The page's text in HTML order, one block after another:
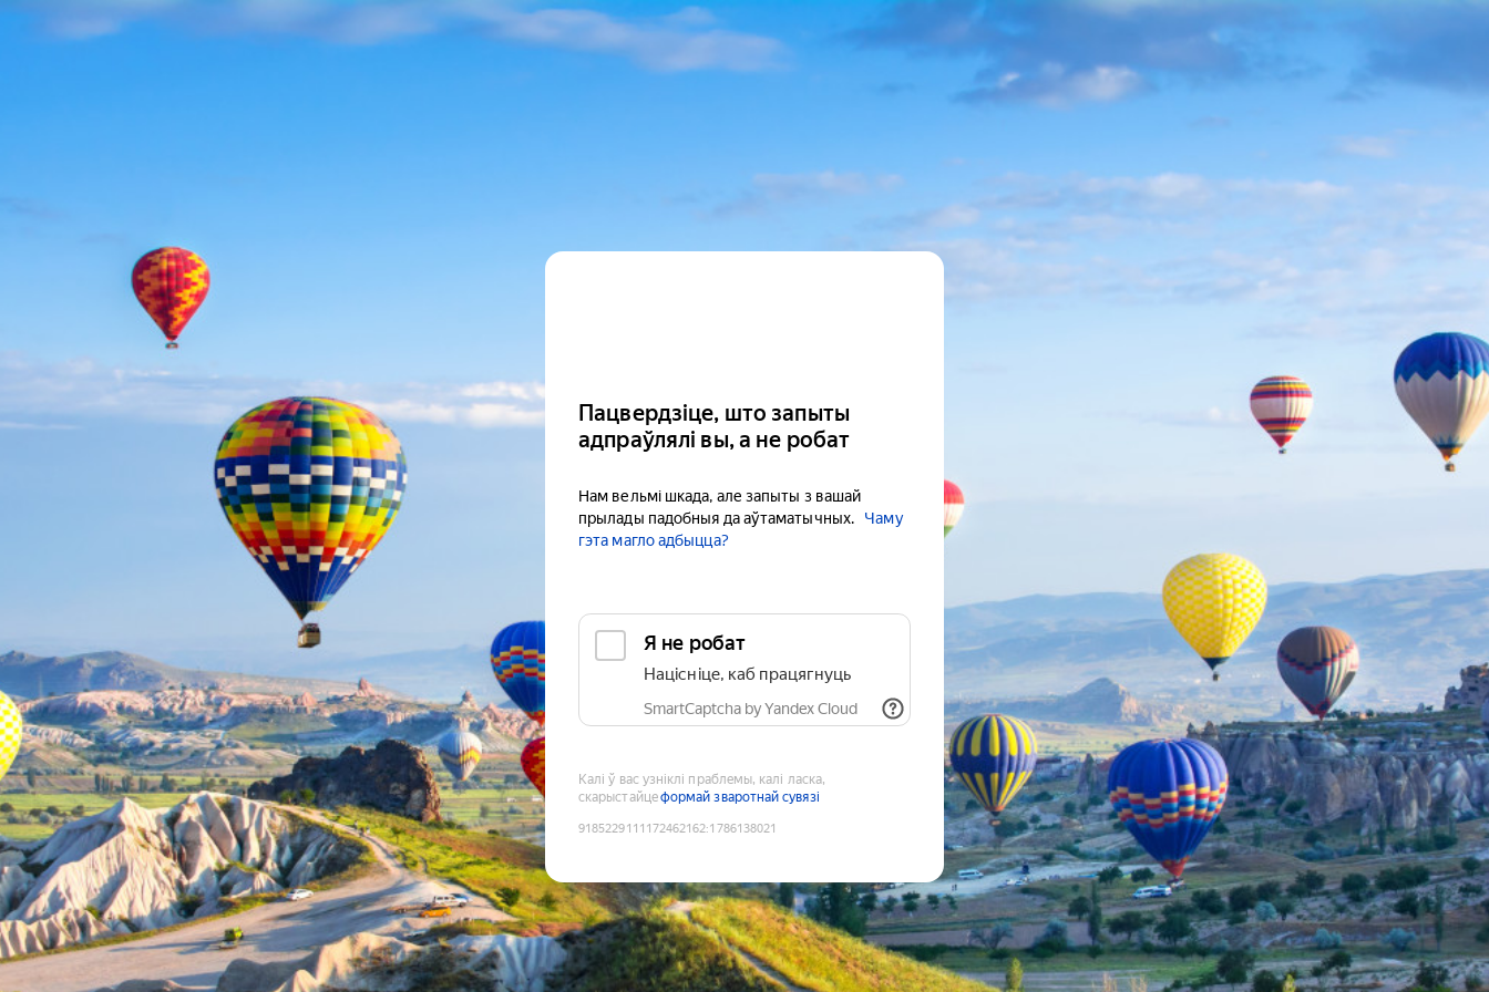
Пацвердзіце, што запыты
адпраўлялі вы, а не робат
Нам вельмі шкада, але запыты з вашай
прылады падобныя да аўтаматычных.
Чаму
гэта магло адбыцца?
Я не робат
Націсніце, каб працягнуць
SmartCaptcha by Yandex Cloud
Калі ў вас узніклі праблемы, калі ласка,
скарыстайцеформай зваротнай сувязі
9185229111172462162:1786138021